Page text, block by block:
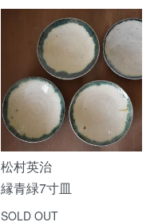
松村英治
縁青緑7寸皿
SOLD OUT